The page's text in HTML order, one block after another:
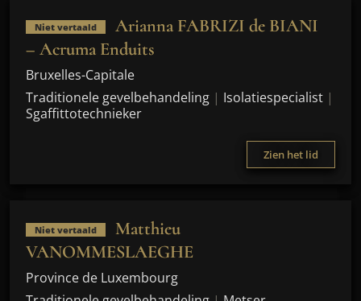
Niet vertaald
Arianna FABRIZI de BIANI
– Acruma Enduits
Bruxelles-Capitale
Traditionele gevelbehandeling | Isolatiespecialist |
Sgaffittotechnieker
Zien het lid
Niet vertaald
Matthieu
VANOMMESLAEGHE
Province de Luxembourg